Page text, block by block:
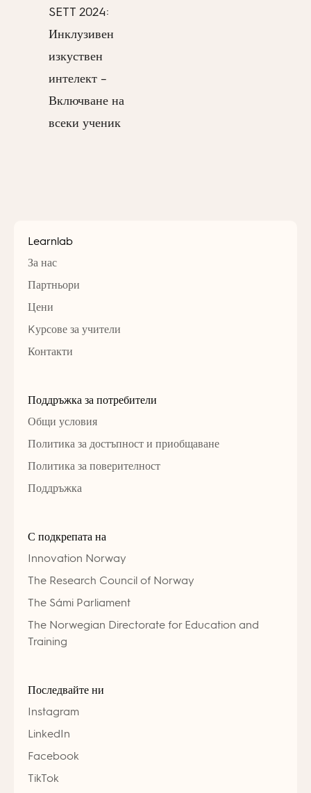
SETT 2024:
Инклузивен
изкуствен
интелект –
Включване на
всеки ученик
Learnlab
За нас
Партньори
Цени
Kурсове за учители
Контакти
Поддръжка за потребители
Общи условия
Политика за достъпност и приобщаване
Политика за поверителност
Поддръжка
С подкрепата на
Innovation Norway
The Research Council of Norway
The Sámi Parliament
The Norwegian Directorate for Education and
Training
Последвайте ни
Instagram
LinkedIn
Facebook
TikTok